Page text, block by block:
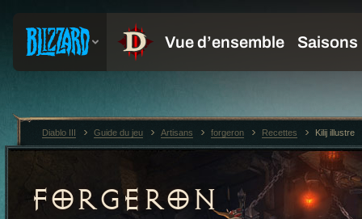
FORGERON
Diablo III Guide du jeu Artisans forgeron Recettes Kilij illustre